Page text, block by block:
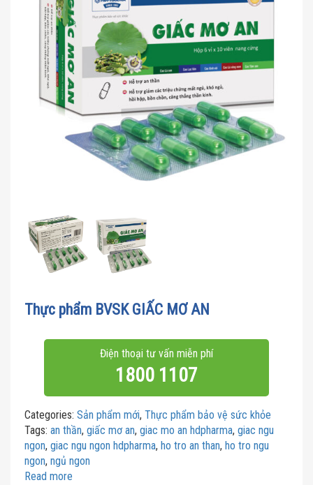
Thực phẩm BVSK GIẤC MƠ AN
Điện thoại tư vấn miễn phí
1800 1107
Categories: Sản phẩm mới, Thực phẩm bảo vệ sức khỏe
Tags: an thần, giấc mơ an, giac mo an hdpharma, giac ngu
ngon, giac ngu ngon hdpharma, ho tro an than, ho tro ngu
ngon, ngủ ngon
Read more